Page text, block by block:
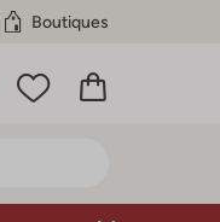
Boutiques